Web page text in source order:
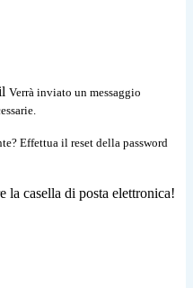
Verrà inviato un messaggio
Effettua il reset della password
la casella di posta elettronica!